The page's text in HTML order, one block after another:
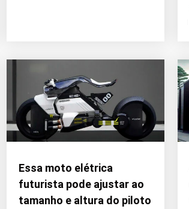
Essa moto elétrica
futurista pode ajustar ao
tamanho e altura do piloto